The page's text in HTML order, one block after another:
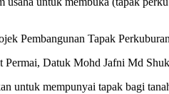
Pembangunan Tapak
Datuk Mohd Jafni Md
mempunyai tapak bagi